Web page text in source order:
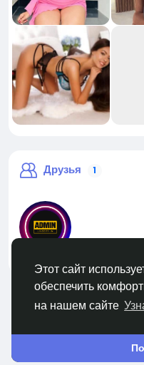
Этот сайт
обеспечить
на нашем сайте
Друзья 1
liveadmin
© 2026 Live City In